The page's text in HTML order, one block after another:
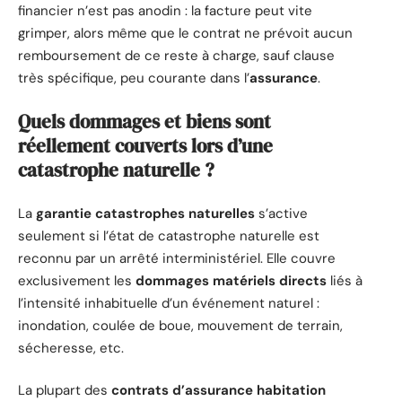
financier n’est pas anodin : la facture peut vite
grimper, alors même que le contrat ne prévoit aucun
remboursement de ce reste à charge, sauf clause
très spécifique, peu courante dans l’assurance.
Quels dommages et biens sont
réellement couverts lors d’une
catastrophe naturelle ?
La garantie catastrophes naturelles s’active
seulement si l’état de catastrophe naturelle est
reconnu par un arrêté interministériel. Elle couvre
exclusivement les dommages matériels directs liés à
l’intensité inhabituelle d’un événement naturel :
inondation, coulée de boue, mouvement de terrain,
sécheresse, etc.
La plupart des contrats d’assurance habitation